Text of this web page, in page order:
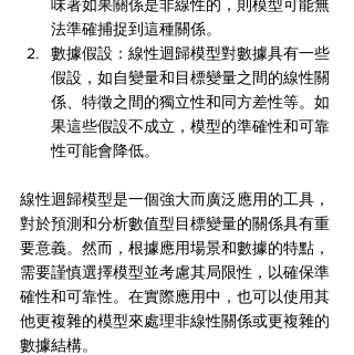
味著如果關係是非線性的，則模型可能無
法準確捕捉到這種關係。
數據假設：線性迴歸模型對數據具有一些
假設，如自變量和目標變量之間的線性關
係、特徵之間的獨立性和同方差性等。如
果這些假設不成立，模型的準確性和可靠
性可能會降低。
線性迴歸模型是一個強大而廣泛應用的工具，
對於預測和分析數值型目標變量的關係具有重
要意義。然而，根據應用場景和數據的特點，
需要謹慎選擇模型並考慮其局限性，以確保準
確性和可靠性。在實際應用中，也可以使用其
他更複雜的模型來處理非線性關係或更複雜的
數據結構。